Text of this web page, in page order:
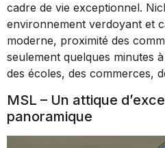
cadre de vie exceptionnel.
environnement verdoyant et
moderne, proximité des
seulement quelques minutes
des écoles, des commerces,
MSL – Un attique
panoramique